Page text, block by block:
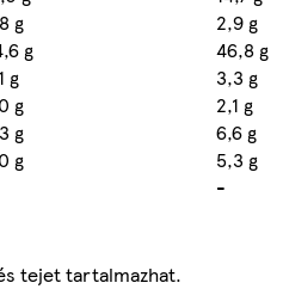
g
2,9 g
g
46,8 g
g
3,3 g
g
2,1 g
g
6,6 g
g
5,3 g
-
tejet tartalmazhat.